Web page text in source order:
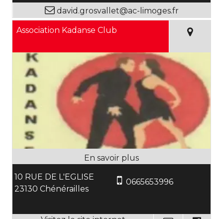
david.grosvallet@ac-limoges.fr
Association Kadanse Club
10 RUE DE L'EGLISE
23130 Chénérailles
0665653996